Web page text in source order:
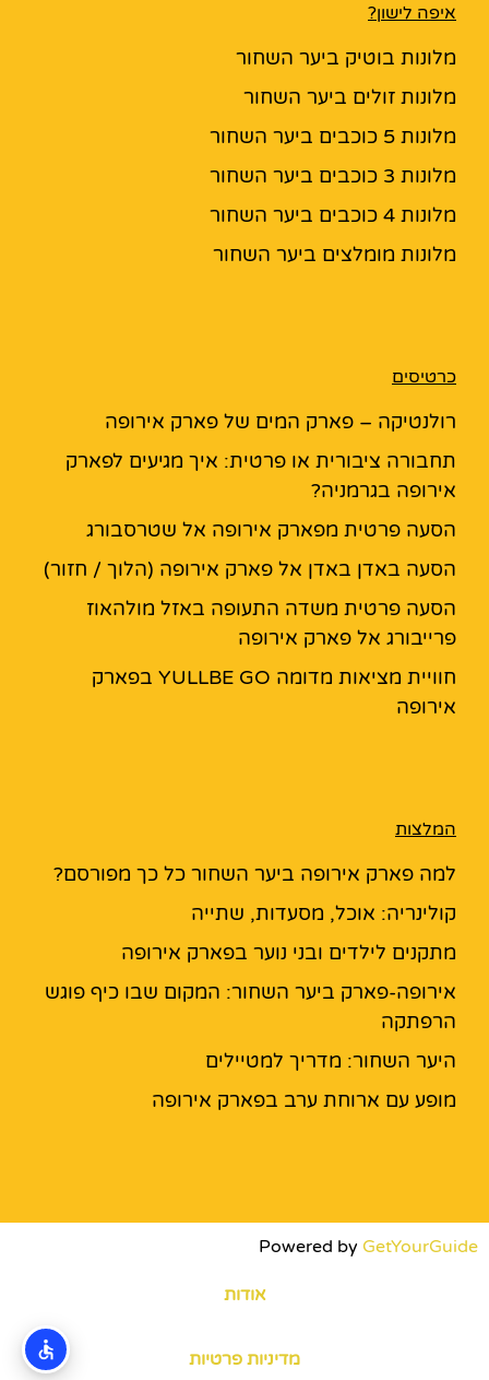
איפה לישון?
מלונות בוטיק ביער השחור
מלונות זולים ביער השחור
מלונות 5 כוכבים ביער השחור
מלונות 3 כוכבים ביער השחור
מלונות 4 כוכבים ביער השחור
מלונות מומלצים ביער השחור
כרטיסים
רולנטיקה – פארק המים של פארק אירופה
תחבורה ציבורית או פרטית: איך מגיעים לפארק
אירופה בגרמניה?
הסעה פרטית מפארק אירופה אל שטרסבורג
הסעה באדן באדן אל פארק אירופה (הלוך / חזור)
הסעה פרטית משדה התעופה באזל מולהאוז
פרייבורג אל פארק אירופה
חוויית מציאות מדומה YULLBE GO בפארק
אירופה
המלצות
למה פארק אירופה ביער השחור כל כך מפורסם?
קולינריה: אוכל, מסעדות, שתייה
מתקנים לילדים ובני נוער בפארק אירופה
אירופה-פארק ביער השחור: המקום שבו כיף פוגש
הרפתקה
היער השחור: מדריך למטיילים
מופע עם ארוחת ערב בפארק אירופה
Powered by GetYourGuide
אודות
מדיניות פרטיות